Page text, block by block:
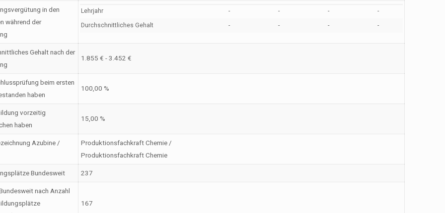
in den
während der
Lehrjahr - - - -
Durchschnittliches Gehalt - - - -
Gehalt nach der
1.855 € - 3.452 €
beim ersten
haben
100,00 %
vorzeitig
haben
15,00 %
Azubine /
Produktionsfachkraft Chemie /
Produktionsfachkraft Chemie
Bundesweit 237
nach Anzahl
167